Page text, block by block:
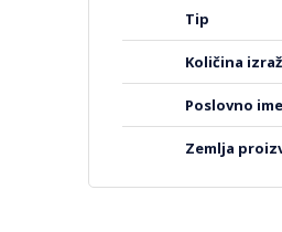
Uživajte u savršenom
ljubitelje vode koji
tip
količina
poslovno
zemlja